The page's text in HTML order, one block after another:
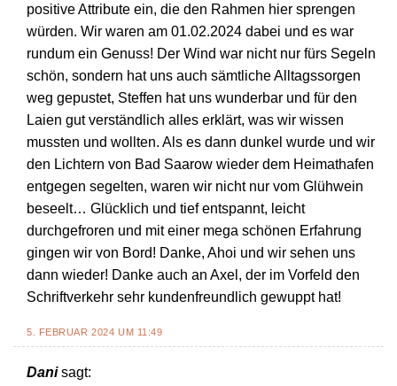
positive Attribute ein, die den Rahmen hier sprengen
würden. Wir waren am 01.02.2024 dabei und es war
rundum ein Genuss! Der Wind war nicht nur fürs Segeln
schön, sondern hat uns auch sämtliche Alltagssorgen
weg gepustet, Steffen hat uns wunderbar und für den
Laien gut verständlich alles erklärt, was wir wissen
mussten und wollten. Als es dann dunkel wurde und wir
den Lichtern von Bad Saarow wieder dem Heimathafen
entgegen segelten, waren wir nicht nur vom Glühwein
beseelt… Glücklich und tief entspannt, leicht
durchgefroren und mit einer mega schönen Erfahrung
gingen wir von Bord! Danke, Ahoi und wir sehen uns
dann wieder! Danke auch an Axel, der im Vorfeld den
Schriftverkehr sehr kundenfreundlich gewuppt hat!
5. FEBRUAR 2024 UM 11:49
Dani sagt: